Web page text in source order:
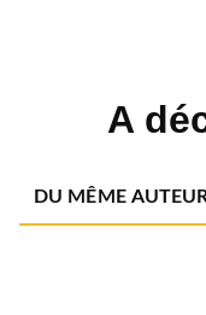
A
DU MÊME